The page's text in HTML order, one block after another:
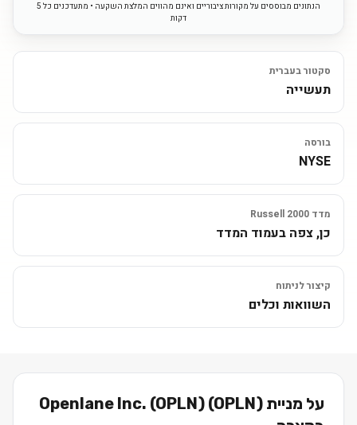
הנתונים מבוססים על מקורות ציבוריים ואינם מהווים המלצת השקעה • מתעדכנים כל 5
דקות
סקטור בעברית
תעשייה
בורסה
NYSE
מדד Russell 2000
כן, צפה בעמוד המדד
קיצור לניתוח
השוואות וכלים
על מניית Openlane Inc. (OPLN) (OPLN)